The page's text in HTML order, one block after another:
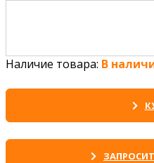
Наличие товара: В